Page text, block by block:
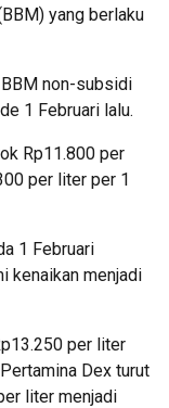
yang berlaku
non-subsidi
1 Februari lalu.
Rp11.800 per
per liter per 1
1 Februari
kenaikan menjadi
per liter
Dex turut
liter menjadi